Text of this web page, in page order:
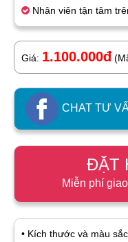
Nhân viên tận tâm
Giá: 1.100.000đ
CHAT TƯ
ĐẶT
Miễn phí
• Kích thước và màu